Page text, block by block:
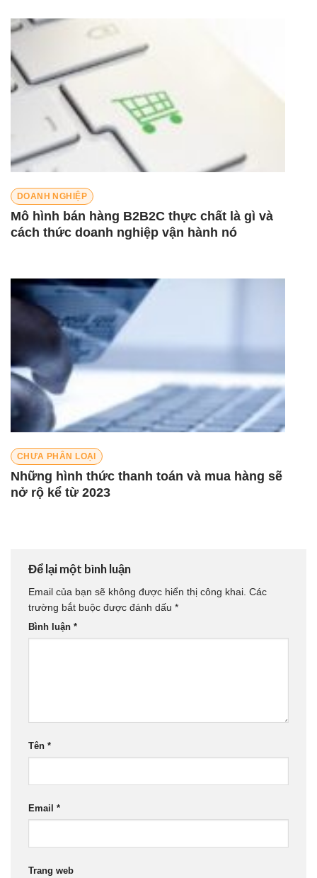
DOANH NGHIỆP
Mô hình bán hàng B2B2C thực chất là gì và
cách thức doanh nghiệp vận hành nó
CHƯA PHÂN LOẠI
Những hình thức thanh toán và mua hàng sẽ
nở rộ kể từ 2023
Để lại một bình luận
Email của bạn sẽ không được hiển thị công khai. Các
trường bắt buộc được đánh dấu *
Bình luận *
Tên *
Email *
Trang web